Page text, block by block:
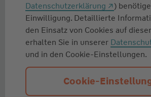
Datenschutzerklärung
)
Einwilligung. Detaillierte
den Einsatz von Cookies auf
erhalten Sie in unserer
und in den Cookie-Einstellungen.
Cookie-